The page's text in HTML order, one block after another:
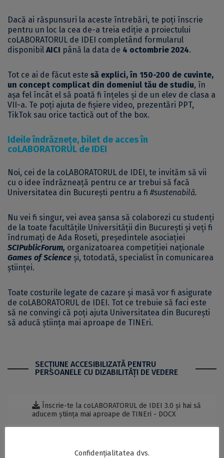
Dacă ai răspunsuri la aceste întrebări, te poți înscrie
pentru un loc la cea de-a treia ediție a proiectului
coLABORATORUL de IDEI completând formularul
disponibil AICI până la data de 4 octombrie 2024.
Tot ce ai de făcut este să explici, în 150-200 de cuvinte,
un concept complicat din domeniul tău de studiu, în
așa fel încât el să poată fi înțeles și de un elev de clasa a
VII-a. Te poți ajuta de fișiere video, prezentări PPT,
TikTok sau orice tactică out of the box.
Ideile îndrăznețe, bilet de acces în
coLABORATORUL de IDEI
Noi, cei de la coLABORATORUL de IDEI, te invităm să vii
cu o idee îndrăzneață pentru ce ar trebui să facă
Universitatea din București pentru a fi #sustenabilă.
Nu vei fi singur, vei avea șansa să colaborezi cu studenți
de la toate facultățile Universității din București și veți fi
îndrumați de Ada Roseti, președintele asociației
SCIPublicForum, organizatoarea competiției naționale
Games of Science și, totodată, specialist în comunicarea
științei.
Toate costurile legate de cazare și masă vor fi asigurate
de coLABORATORUL de IDEI. Tot ce trebuie să faci este
să ne convingi că poți ajuta Universitatea din București
să aducă știința mai aproape de TINEri.
SECŢIUNE ACCESIBILIZATĂ PENTRU
PERSOANELE CU DIZABILITĂŢI DE VEDERE
Înscrie-te la coLABORATORUL de IDEI 3.0 și hai să
aducem știința mai aproape de TINEri - DOCX
Postări Asemănătoare:Confidențialitatea dvs.